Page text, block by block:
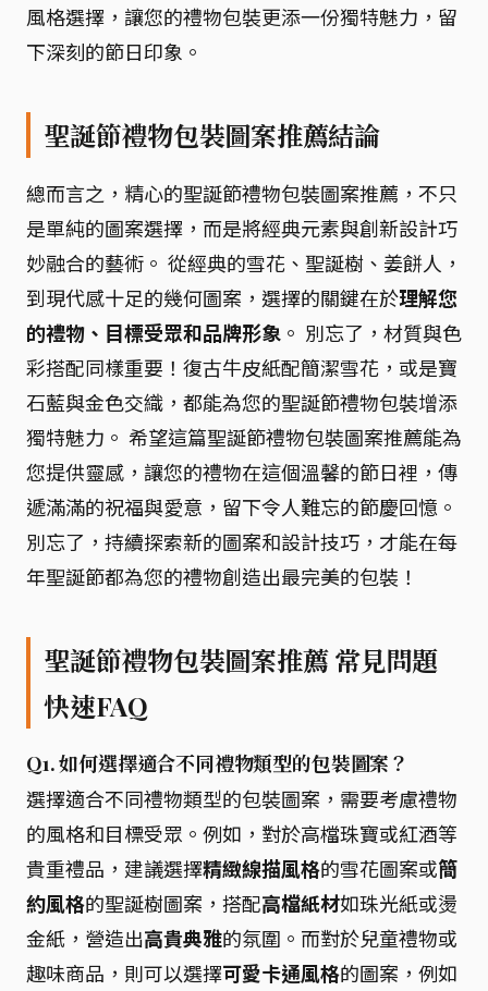
風格選擇，讓您的禮物包裝更添一份獨特魅力，留
下深刻的節日印象。
聖誕節禮物包裝圖案推薦結論
總而言之，精心的聖誕節禮物包裝圖案推薦，不只
是單純的圖案選擇，而是將經典元素與創新設計巧
妙融合的藝術。 從經典的雪花、聖誕樹、姜餅人，
到現代感十足的幾何圖案，選擇的關鍵在於理解您
的禮物、目標受眾和品牌形象 。 別忘了，材質與色
彩搭配同樣重要！復古牛皮紙配簡潔雪花，或是寶
石藍與金色交織，都能為您的聖誕節禮物包裝增添
獨特魅力。 希望這篇聖誕節禮物包裝圖案推薦能為
您提供靈感，讓您的禮物在這個溫馨的節日裡，傳
遞滿滿的祝福與愛意，留下令人難忘的節慶回憶。
別忘了，持續探索新的圖案和設計技巧，才能在每
年聖誕節都為您的禮物創造出最完美的包裝！
聖誕節禮物包裝圖案推薦 常見問題
快速FAQ
Q1. 如何選擇適合不同禮物類型的包裝圖案？
選擇適合不同禮物類型的包裝圖案，需要考慮禮物
的風格和目標受眾。例如，對於高檔珠寶或紅酒等
貴重禮品，建議選擇精緻線描風格的雪花圖案或簡
約風格的聖誕樹圖案，搭配高檔紙材如珠光紙或燙
金紙，營造出高貴典雅的氛圍。而對於兒童禮物或
趣味商品，則可以選擇可愛卡通風格的圖案，例如